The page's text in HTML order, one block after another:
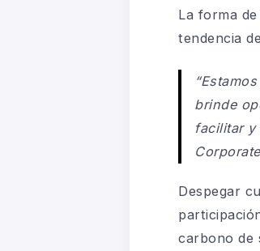
La forma
tendencia
brinde
facilitar y
Despegar
carbono de